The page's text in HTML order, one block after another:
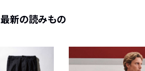
最新の読みもの